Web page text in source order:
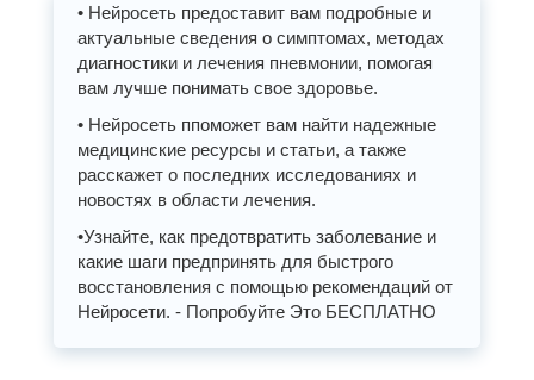
• Нейросеть предоставит вам подробные и
актуальные сведения о симптомах, методах
диагностики и лечения пневмонии, помогая
вам лучше понимать свое здоровье.
• Нейросеть ппоможет вам найти надежные
медицинские ресурсы и статьи, а также
расскажет о последних исследованиях и
новостях в области лечения.
•Узнайте, как предотвратить заболевание и
какие шаги предпринять для быстрого
восстановления с помощью рекомендаций от
Нейросети. - Попробуйте Это БЕСПЛАТНО